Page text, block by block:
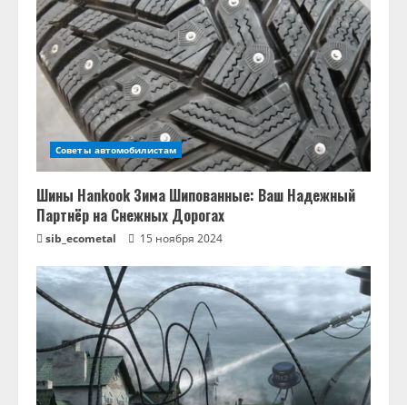
Советы автомобилистам
Шины Hankook Зима Шипованные: Ваш Надежный
Партнёр на Снежных Дорогах
sib_ecometal 15 ноября 2024